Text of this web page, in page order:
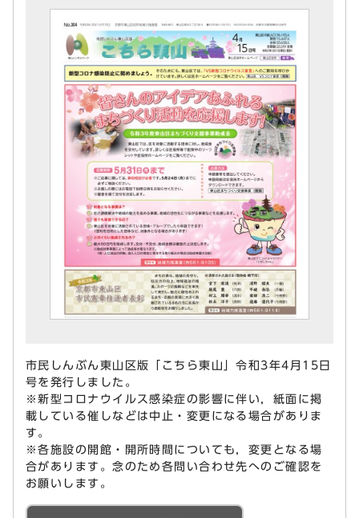
市民しんぶん東山区版「こちら東山」令和3年4月15日
号を発行しました。
※新型コロナウイルス感染症の影響に伴い，紙面に掲
載している催しなどは中止・変更になる場合がありま
す。
※各施設の開館・開所時間についても，変更となる場
合があります。念のため各問い合わせ先へのご確認を
お願いします。